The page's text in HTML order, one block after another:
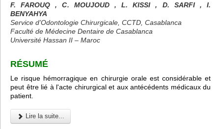
F. FAROUQ , C. MOUJOUD , L. KISSI , D. SARFI , I.
BENYAHYA
Service d’Odontologie Chirurgicale, CCTD, Casablanca
Faculté de Médecine Dentaire de Casablanca
Université Hassan II – Maroc
RÉSUMÉ
Le risque hémorragique en chirurgie orale est considérable et
peut être lié à l'acte chirurgical et aux antécédents médicaux du
patient.
Lire la suite...